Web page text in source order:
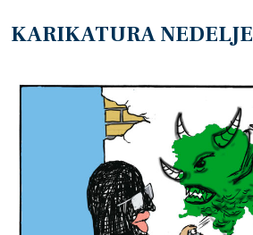
KARIKATURA NEDELJE